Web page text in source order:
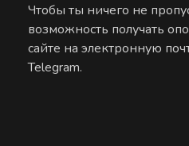
Чтобы ты ничего не
возможность получать
сайте на электронную
Telegram.